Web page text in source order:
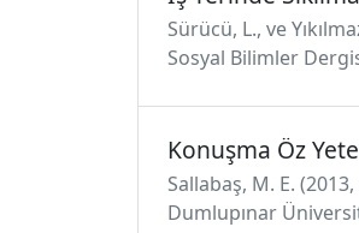
Sürücü, L., ve
Sosyal Bilimler
Konuşma Öz
Sallabaş, M. E.
Dumlupınar